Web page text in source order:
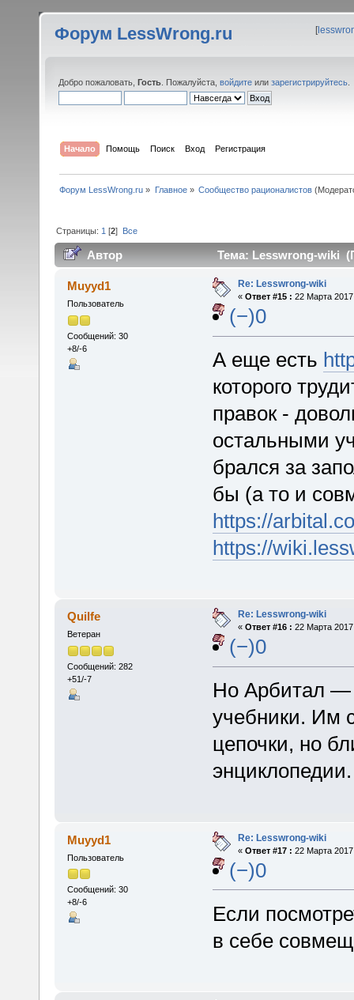
Форум LessWrong.ru [
Добро пожаловать, Гость . Пожалуйста, войдите или зарегистрируйтесь
Начало Помощь Поиск Вход Регистрация
Форум LessWrong.ru » Главное» Сообщество рационалистов
Страницы: 1 [2] Все
Автор Тема: Lesswrong-wiki
Muyyd1
Пользователь
Сообщений: 30
+8/-6
Re: Lesswrong-wiki
« Ответ #15 : 22 Марта
(−)0
А еще есть
которого
правок -
остальными
брался за
бы (а то и
https://
https://
Quilfe
Ветеран
Сообщений: 282
+51/-7
Re: Lesswrong-wiki
« Ответ #16 : 22 Марта
(−)0
Но Арбитал —
учебники. Им
цепочки, но
энциклопедии.
Muyyd1
Пользователь
Сообщений: 30
+8/-6
Re: Lesswrong-wiki
« Ответ #17 : 22 Марта
(−)0
Если
в себе